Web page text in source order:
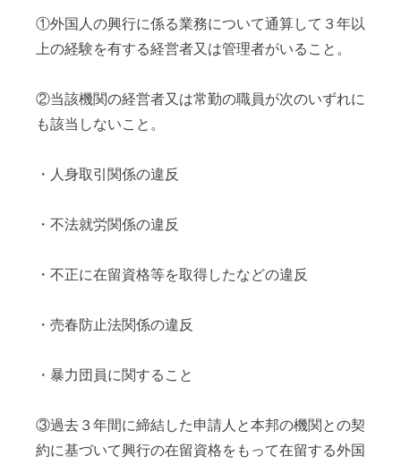
①外国人の興行に係る業務について通算して３年以
上の経験を有する経営者又は管理者がいること。
②当該機関の経営者又は常勤の職員が次のいずれに
も該当しないこと。
・人身取引関係の違反
・不法就労関係の違反
・不正に在留資格等を取得したなどの違反
・売春防止法関係の違反
・暴力団員に関すること
③過去３年間に締結した申請人と本邦の機関との契
約に基づいて興行の在留資格をもって在留する外国